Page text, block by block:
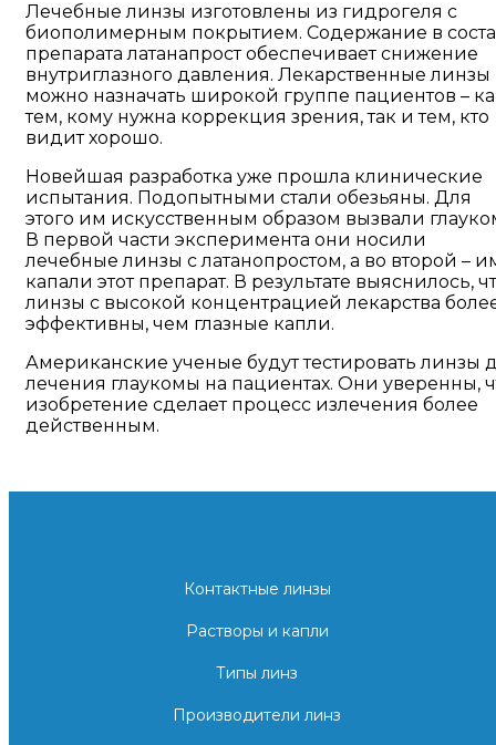
Лечебные линзы изготовлены из гидрогеля с
биополимерным покрытием. Содержание в
препарата латанапрост обеспечивает снижение
внутриглазного давления. Лекарственные линзы
можно назначать широкой группе пациентов –
тем, кому нужна коррекция зрения, так и тем, кто
видит хорошо.
Новейшая разработка уже прошла клинические
испытания. Подопытными стали обезьяны. Для
этого им искусственным образом вызвали
В первой части эксперимента они носили
лечебные линзы с латанопростом, а во второй –
капали этот препарат. В результате выяснилось,
линзы с высокой концентрацией лекарства
эффективны, чем глазные капли.
Американские ученые будут тестировать линзы
лечения глаукомы на пациентах. Они уверенны,
изобретение сделает процесс излечения более
действенным.
Контактные линзы
Растворы и капли
Типы линз
Производители линз